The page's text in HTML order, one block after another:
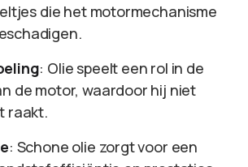
die het motormechanisme
: Olie speelt een rol in de
de motor, waardoor hij niet
raakt.
: Schone olie zorgt voor een